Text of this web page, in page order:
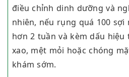
điều chỉnh dinh dưỡng và
nhiên, nếu rụng quá 100 sợi
hơn 2 tuần và kèm dấu hiệu
xao, mệt mỏi hoặc chóng
khám sớm.